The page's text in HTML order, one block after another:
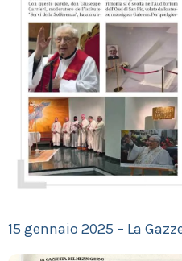
15 gennaio 2025 – La